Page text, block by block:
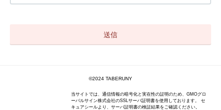
©2024 TABERUNY
当サイトでは、通信情報の暗号化と実在性の証明のため、GMOグロ
ーバルサイン株式会社のSSLサーバ証明書を使用しております。 セ
キュアシールより、サーバ証明書の検証結果をご確認ください。